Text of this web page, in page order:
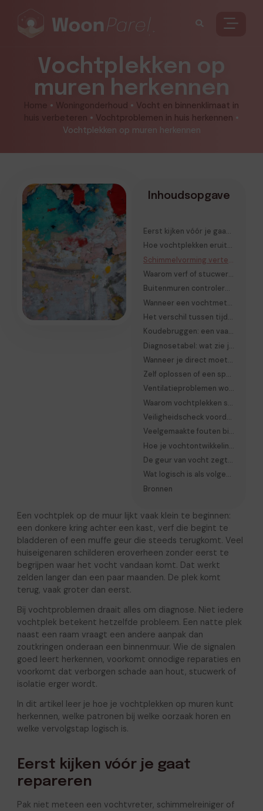
Vochtplekken op
muren herkennen
Home • Woningonderhoud • Vocht en binnenklimaat in
huis verbeteren • Vochtproblemen in huis herkennen •
Vochtplekken op muren herkennen
Inhoudsopgave
Eerst kijken vóór je gaat repareren
Hoe vochtplekken eruitzien bij verschillende oorzaken
Schimmelvorming vertelt vaak meer dan de vochtplek zelf
Waarom verf of stucwerk soms eerst beschadigt
Buitenmuren controleren: vaak begint het probleem daar
Wanneer een vochtmeter nuttig is
Het verschil tussen tijdelijk en structureel vocht
Koudebruggen: een vaak verkeerd begrepen oorzaak
Diagnosetabel: wat zie je precies?
Wanneer je direct moet ingrijpen
Zelf oplossen of een specialist inschakelen?
Ventilatieproblemen worden vaak onderschat
Waarom vochtplekken soms pas maanden later zichtbaar worden
Veiligheidscheck voordat je gaat onderzoeken
Veelgemaakte fouten bij vochtproblemen
Hoe je vochtontwikkeling kunt volgen
De geur van vocht zegt vaak meer dan mensen denken
Wat logisch is als volgende stap
Bronnen
Een vochtplek op de muur lijkt vaak klein te beginnen:
een donkere kring achter een kast, verf die begint te
bladderen of een muffe geur die steeds terugkomt. Veel
huiseigenaren schilderen eroverheen zonder eerst te
begrijpen waar het vocht vandaan komt. Dat werkt
zelden langer dan een paar maanden. De plek komt
terug, vaak groter dan eerst.
Bij vochtproblemen draait alles om diagnose. Niet iedere
vochtplek betekent hetzelfde probleem. Een natte plek
naast een raam vraagt een andere aanpak dan
zoutkringen onderaan een binnenmuur. Wie de signalen
goed leert herkennen, voorkomt onnodige reparaties en
voorkomt dat verborgen schade aan hout, stucwerk of
isolatie erger wordt.
In dit artikel leer je hoe je vochtplekken op muren kunt
herkennen, welke patronen bij welke oorzaak horen en
welke vervolgstap logisch is.
Eerst kijken vóór je gaat
repareren
Pak niet meteen een vochtvreter, schimmelreiniger of